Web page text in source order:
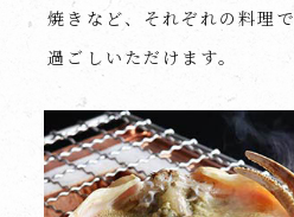
焼きなど、それぞれの料理
過ごしいただけます。